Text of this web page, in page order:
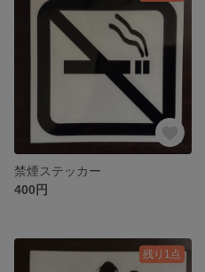
禁煙ステッカー
400円
残り1点